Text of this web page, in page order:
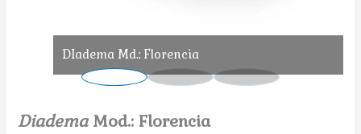
DIadema Md.: Florencia
DiademaMod.: Florencia